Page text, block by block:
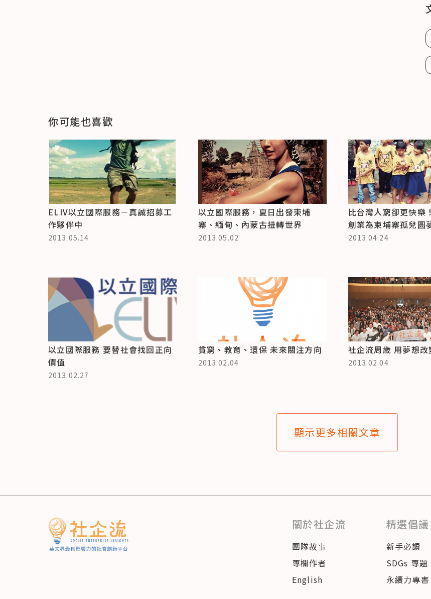
你可能也喜歡
ELIV以立國際服務－真誠招募工
作夥伴中
2013.05.14
以立國際服務，夏日出發柬埔
寨、緬甸、內蒙古扭轉世界
2013.05.02
比台灣人窮卻更快樂
創業為柬埔寨孤兒圓
2013.04.24
以立國際服務 要替社會找回正向
價值
2013.02.27
貧窮、教育、環保 未來關注方向
2013.02.04
社企流周歲 用夢想改
2013.02.04
顯示更多相關文章
關於社企流
團隊故事
專欄作者
English
精選倡議
新手必讀
SDGs 專題
永續力專書